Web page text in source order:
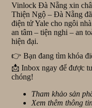
Vinlock Đà Nẵng xin
Thiện Ngộ – Đà Nẵng
điện tử Yale cho ngôi
an tâm – tiện nghi – an
hiện đại.
👉 Bạn đang tìm khóa
📩 Inbox ngay để được
chóng!
Tham khảo sản
Xem thêm thông